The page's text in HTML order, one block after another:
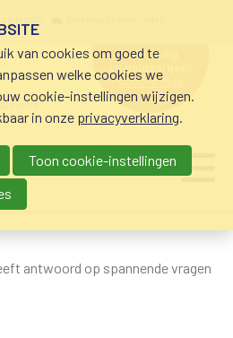
hulp nodig
bij geldzorgen?
0800-8115.nl
antwoord op spannende vragen
van cookies om goed te
welke cookies we
cookie-instellingen wijzigen.
in onze privacyverklaring.
Toon cookie-instellingen